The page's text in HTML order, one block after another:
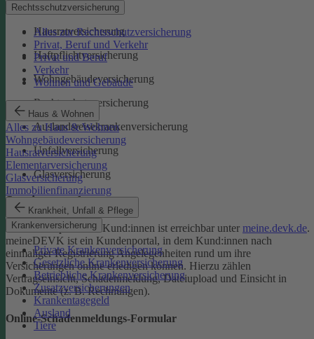
Rechtsschutzversicherung
Alles zur Rechtsschutzversicherung
Privat, Beruf und Verkehr
Privat und Beruf
Verkehr
Wohnen und Gebäude
Haus & Wohnen
Alles zu Haus & Wohnen
Wohngebäudeversicherung
Hausratversicherung
Elementarversicherung
Glasversicherung
Immobilienfinanzierung
Krankheit, Unfall & Pflege
Krankenversicherung
Private Krankenversicherung
Gesetzliche Krankenversicherung
Betriebliche Krankenversicherung
Zusatzversicherungen
Krankentagegeld
Ausland
Tiere
Kfz-Versicherungen
Hausratversicherung
Haftpflichtversicherung
Wohngebäudeversicherung
Rechtsschutzversicherung
Auslandsreisekrankenversicherung
Unfallversicherung
Glasversicherung
Serviceportal
Das Serviceportal für Kund:innen ist erreichbar unter meine.devk.de.
meineDEVK ist ein Kundenportal, in dem Kund:innen nach
einmaliger Registrierung Angelegenheiten rund um ihre
Versicherungen online erledigen können. Hierzu zählen
Vertragseinsicht, Schadenmeldung, Dateiupload und Einsicht in
Dokumente (z. B. Rechnungen).
Online-Schadenmeldungs-Formular